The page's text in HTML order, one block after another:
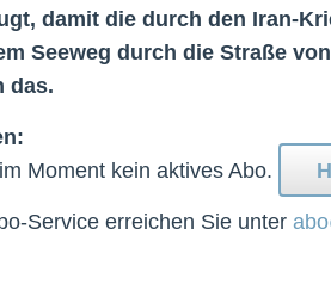
damit die durch den Iran-
Seeweg durch die Straße
das.
Moment kein aktives Abo.
Service erreichen Sie unter